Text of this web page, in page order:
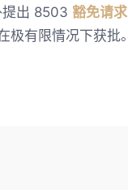
提出 8503 豁免请求
极有限情况下获批。